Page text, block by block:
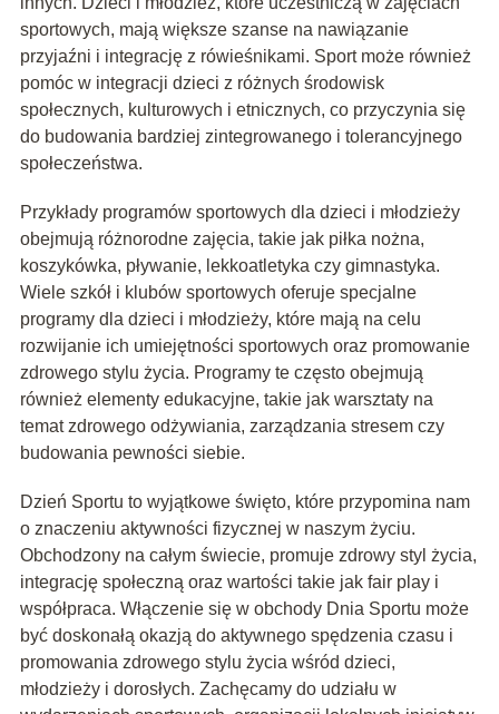
sportowych, mają większe szanse na nawiązanie
przyjaźni i integrację z rówieśnikami. Sport może również
pomóc w integracji dzieci z różnych środowisk
społecznych, kulturowych i etnicznych, co przyczynia się
do budowania bardziej zintegrowanego i tolerancyjnego
społeczeństwa.
Przykłady programów sportowych dla dzieci i młodzieży
obejmują różnorodne zajęcia, takie jak piłka nożna,
koszykówka, pływanie, lekkoatletyka czy gimnastyka.
Wiele szkół i klubów sportowych oferuje specjalne
programy dla dzieci i młodzieży, które mają na celu
rozwijanie ich umiejętności sportowych oraz promowanie
zdrowego stylu życia. Programy te często obejmują
również elementy edukacyjne, takie jak warsztaty na
temat zdrowego odżywiania, zarządzania stresem czy
budowania pewności siebie.
Dzień Sportu to wyjątkowe święto, które przypomina nam
o znaczeniu aktywności fizycznej w naszym życiu.
Obchodzony na całym świecie, promuje zdrowy styl życia,
integrację społeczną oraz wartości takie jak fair play i
współpraca. Włączenie się w obchody Dnia Sportu może
być doskonałą okazją do aktywnego spędzenia czasu i
promowania zdrowego stylu życia wśród dzieci,
młodzieży i dorosłych. Zachęcamy do udziału w